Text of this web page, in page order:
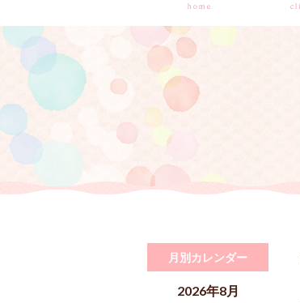
月別カレンダー
2026年8月